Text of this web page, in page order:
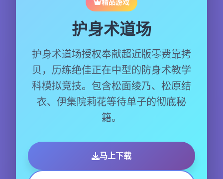
护身术道场
护身术道场授权奉献超近版零费靠拷
贝，历练绝佳正在中型的防身术教学
科模拟竞技。包含松面绫乃、松原结
衣、伊集院莉花等待单子的彻底秘
籍。
马上下载